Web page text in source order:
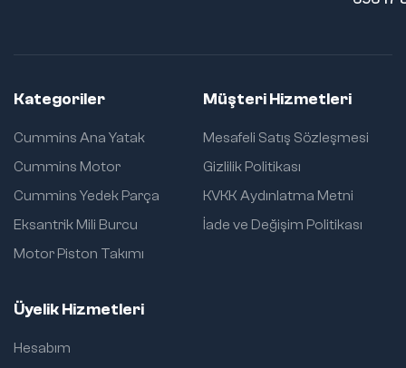
Kategoriler
Cummins Ana Yatak
Cummins Motor
Cummins Yedek Parça
Eksantrik Mili Burcu
Motor Piston Takımı
Müşteri Hizmetleri
Mesafeli Satış Sözleşmesi
Gizlilik Politikası
KVKK Aydınlatma Metni
İade ve Değişim Politikası
Üyelik Hizmetleri
Hesabım